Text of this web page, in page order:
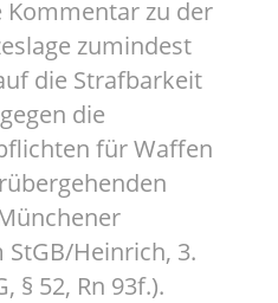
Kommentar zu der
zumindest
die Strafbarkeit
die
für Waffen
Heinrich, 3.
§ 52, Rn 93f.).